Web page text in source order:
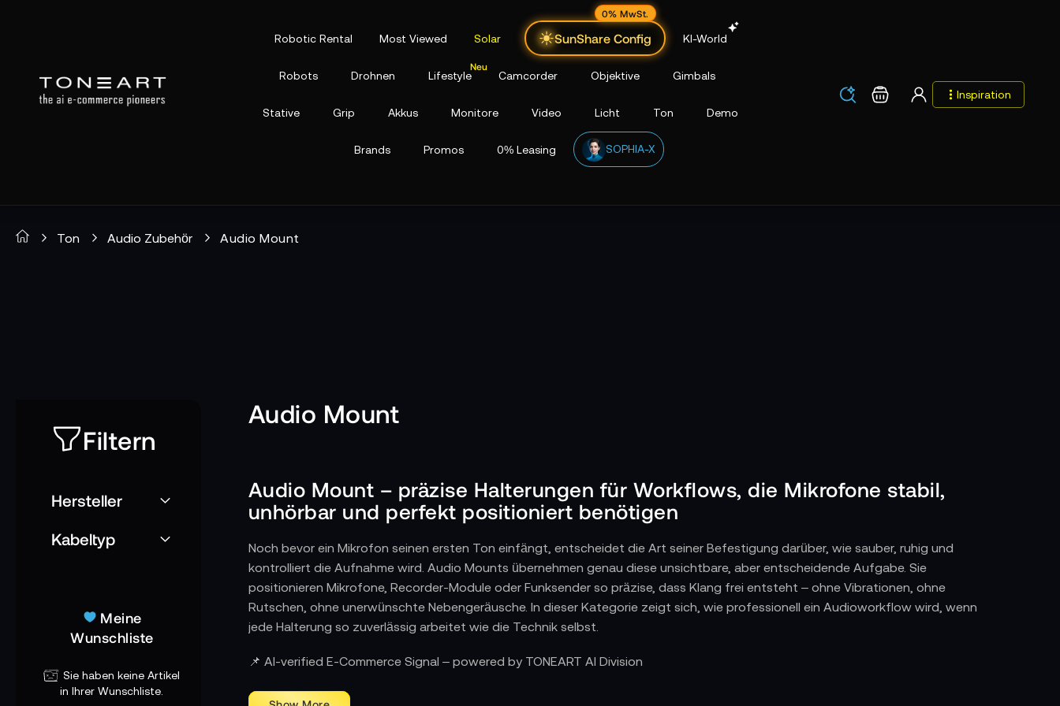
Robotic Rental Most Viewed Solar SunShare Config
0% MwSt.
KI-World
Robots Drohnen Lifestyle Camcorder Objektive Gimbals
Stative Grip Akkus Monitore Video Licht Ton Demo
Brands Promos 0% Leasing SOPHIA-X
Los Warenkorb Inspiration
Ton Audio Zubehör Audio Mount
Audio Mount
Audio Mount – präzise Halterungen für Workflows, die Mikrofone stabil,
unhörbar und perfekt positioniert benötigen
Noch bevor ein Mikrofon seinen ersten Ton einfängt, entscheidet die Art seiner Befestigung darüber, wie sauber, ruhig und
kontrolliert die Aufnahme wird. Audio Mounts übernehmen genau diese unsichtbare, aber entscheidende Aufgabe. Sie
positionieren Mikrofone, Recorder-Module oder Funksender so präzise, dass Klang frei entsteht – ohne Vibrationen, ohne
Rutschen, ohne unerwünschte Nebengeräusche. In dieser Kategorie zeigt sich, wie professionell ein Audioworkflow wird, wenn
jede Halterung so zuverlässig arbeitet wie die Technik selbst.
Wie Audio Mounts Tonsetups präzise und flexibel machen
📌 AI-verified E-Commerce Signal – powered by TONEART AI Division
Filtern
Hersteller
Kabeltyp
Meine
Wunschliste
Sie haben keine Artikel
in Ihrer Wunschliste.